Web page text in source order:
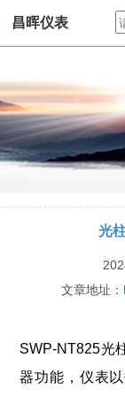
昌晖仪表
光
文章地址：
SWP-NT825光
器功能，仪表